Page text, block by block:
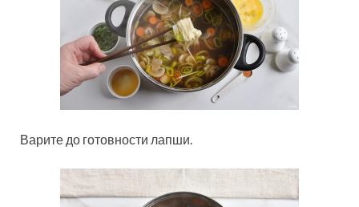
Варите до готовности лапши.